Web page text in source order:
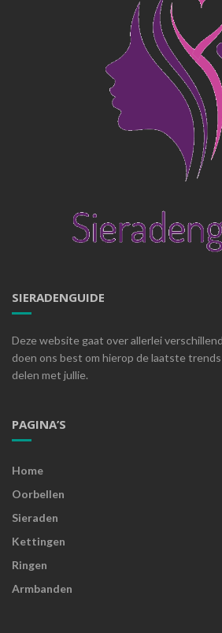
SIERADENGUIDE
Deze website gaat over allerlei
doen ons best om hierop de laatste
delen met jullie.
PAGINA’S
Home
Oorbellen
Sieraden
Kettingen
Ringen
Armbanden